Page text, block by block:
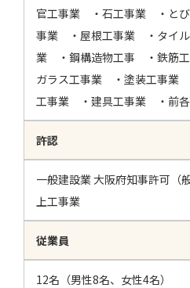
官工事業 ・石工事業 ・とび
事業 ・屋根工事業 ・タイル
業 ・鋼構造物工事 ・鉄筋
ガラス工事業 ・塗装工事業
工事業 ・建具工事業 ・前各
許認
一般建設業 大阪府知事許可（
上工事業
従業員
12名（男性8名、女性4名）